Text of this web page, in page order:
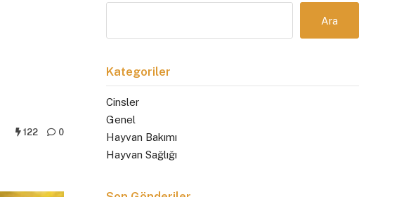
122 0
Ara
Kategoriler
Cinsler
Genel
Hayvan Bakımı
Hayvan Sağlığı